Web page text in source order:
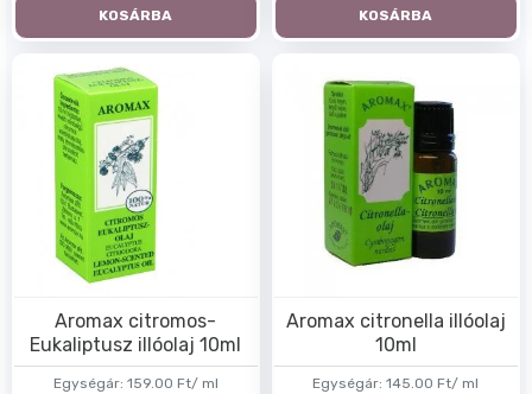
KOSÁRBA KOSÁRBA
Egységár: 159.00 Ft/ ml
Aromax citromos-
Eukaliptusz illóolaj 10ml
Egységár: 145.00 Ft/ ml
Aromax citronella illóolaj
10ml